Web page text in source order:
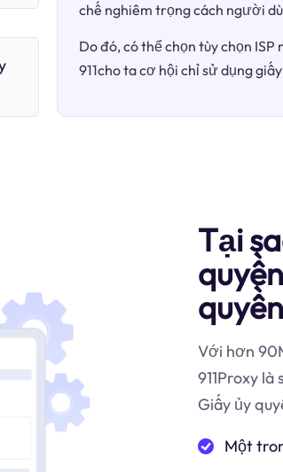
chế nghiêm trọng cách người
Do đó, có thể chọn tùy chọn
911cho ta cơ hội chỉ sử dụng
Tại
Với hơn
911Proxy
Giấy ủy
Một